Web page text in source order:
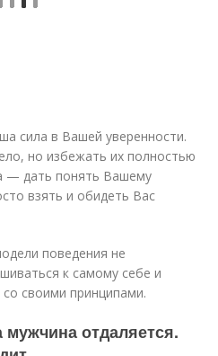
сила в Вашей уверенности.
но избежать их полностью
— дать понять Вашему
взять и обидеть Вас
поведения не
к самому себе и
своими принципами.
мужчина отдаляется.